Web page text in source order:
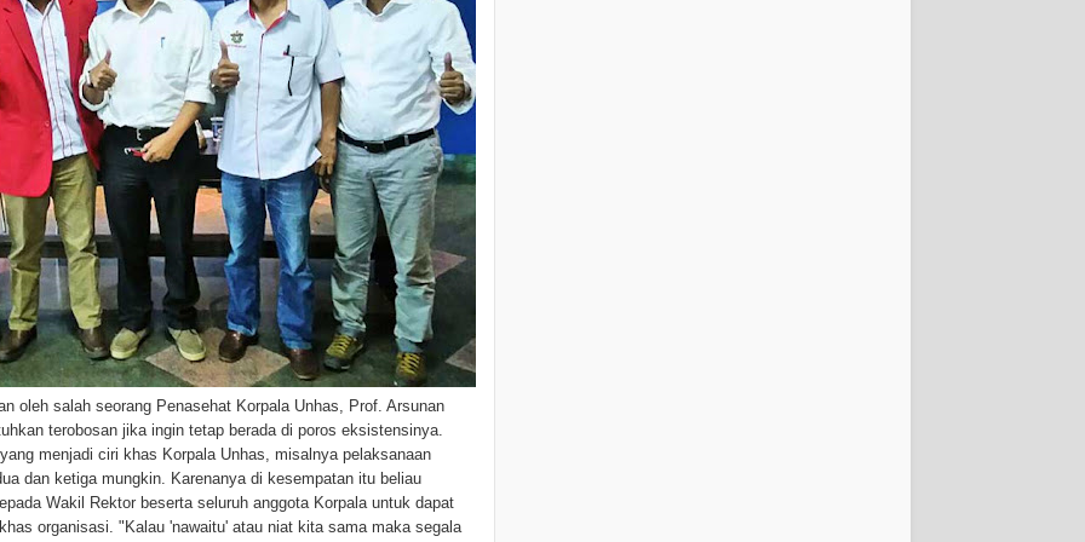
salah seorang Penasehat Korpala Unhas, Prof. Arsunan
terobosan jika ingin tetap berada di poros eksistensinya.
menjadi ciri khas Korpala Unhas, misalnya pelaksanaan
dan ketiga mungkin. Karenanya di kesempatan itu beliau
Wakil Rektor beserta seluruh anggota Korpala untuk dapat
organisasi. "Kalau 'nawaitu' atau niat kita sama maka segala